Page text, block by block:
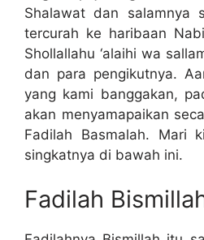
Shalawat dan salamnya
tercurah ke haribaan
Shollallahu ‘alaihi wa
dan para pengikutnya.
yang kami banggakan,
akan menyamapaikan
Fadilah Basmalah. Mari
singkatnya di bawah ini.
Fadilah